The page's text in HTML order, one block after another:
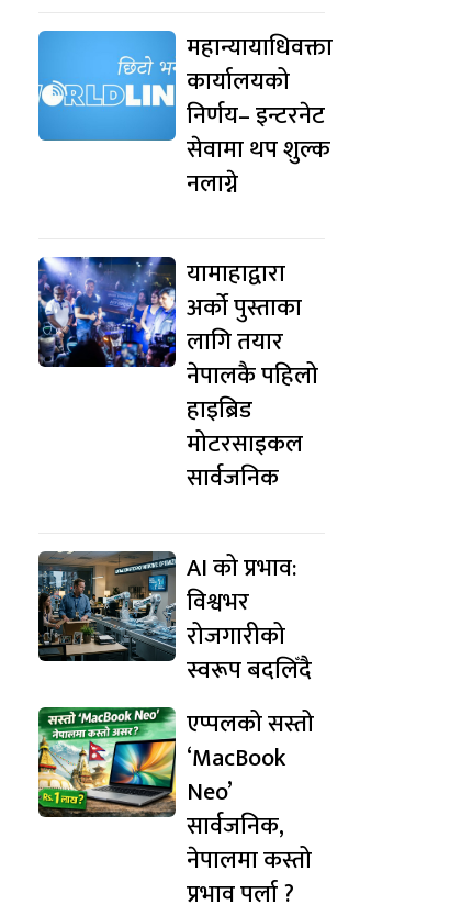
महान्यायाधिवक्ता
कार्यालयको
निर्णय– इन्टरनेट
सेवामा थप शुल्क
नलाग्ने
यामाहाद्वारा
अर्को पुस्ताका
लागि तयार
नेपालकै पहिलो
हाइब्रिड
मोटरसाइकल
सार्वजनिक
AI को प्रभाव:
विश्वभर
रोजगारीको
स्वरूप बदलिँदै
एप्पलको सस्तो
‘MacBook
Neo’
सार्वजनिक,
नेपालमा कस्तो
प्रभाव पर्ला ?